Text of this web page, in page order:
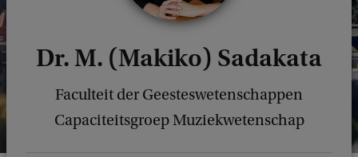
Dr. M. (Makiko) Sadakata
Faculteit der Geesteswetenschappen
Capaciteitsgroep Muziekwetenschap